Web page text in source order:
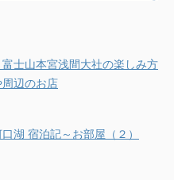
士山本宮浅間大社の楽しみ方
辺のお店
湖 宿泊記～お部屋（２）